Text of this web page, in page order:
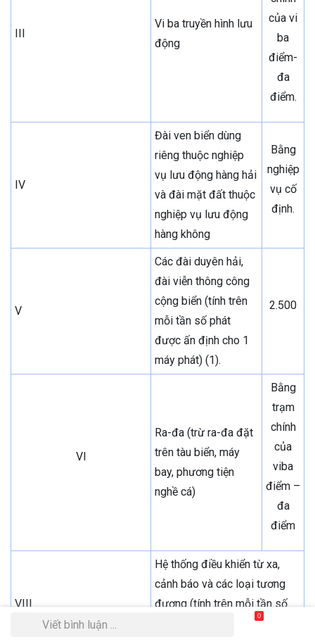
III
Vi ba truyền hình lưu
động
của vi
ba
điểm-
đa
điểm.
IV
Đài ven biển dùng
riêng thuộc nghiệp
vụ lưu động hàng hải
và đài mặt đất thuộc
nghiệp vụ lưu động
hàng không
Bằng
nghiệp
vụ cố
định.
V
Các đài duyên hải,
đài viễn thông công
cộng biển (tính trên
mỗi tần số phát
được ấn định cho 1
máy phát) (1).
2.500
VI
Ra-đa (trừ ra-đa đặt
trên tàu biển, máy
bay, phương tiện
nghề cá)
Bằng
trạm
chính
của
viba
điểm –
đa
điểm
VIII
Hệ thống điều khiển từ xa,
cảnh báo và các loại tương
đương (tính trên mỗi tần số
phát được ấn định theo phạm
Viết bình luận ...
0